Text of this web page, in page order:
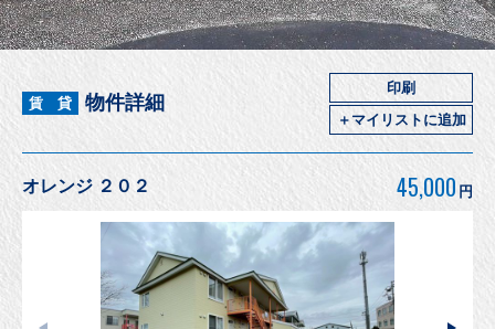
賃 貸 物件詳細
印刷
＋マイリストに追加
オレンジ ２０２ 45,000 円